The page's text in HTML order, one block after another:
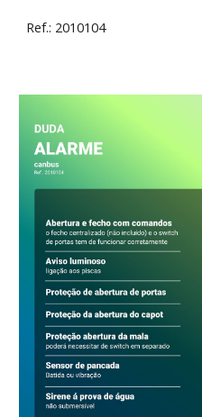
Ref.: 2010104